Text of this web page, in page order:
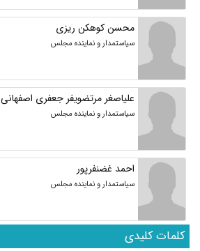
محسن کوهکن ریزی
سیاستمدار و نماینده مجلس
علیاصغر مرتضویفر جعفری اصفهانی
سیاستمدار و نماینده مجلس
احمد غضنفرپور
سیاستمدار و نماینده مجلس
کلمات کلیدی